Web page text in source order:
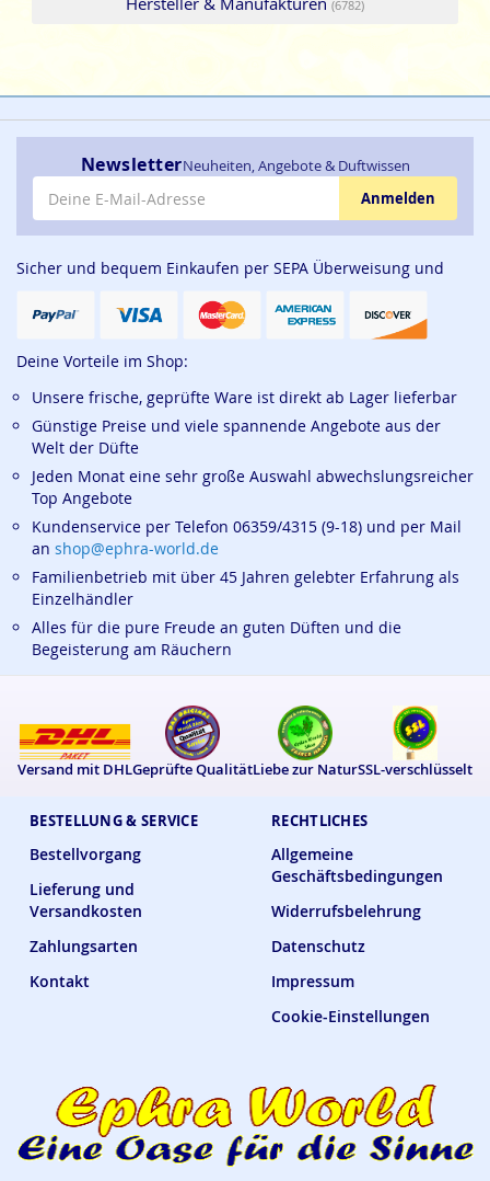
(6782)
BESTELLUNG & SERVICE
Bestellvorgang
Lieferung und
Versandkosten
Zahlungsarten
Kontakt
RECHTLICHES
Allgemeine
Geschäftsbedingungen
Widerrufsbelehrung
Datenschutz
Impressum
Cookie-Einstellungen
NewsletterNeuheiten, Angebote & Duftwissen
E-Mail-Adresse
Anmelden
Sicher und bequem Einkaufen per SEPA Überweisung und
Deine Vorteile im Shop:
Unsere frische, geprüfte Ware ist direkt ab Lager lieferbar
Günstige Preise und viele spannende Angebote aus der
Welt der Düfte
Jeden Monat eine sehr große Auswahl abwechslungsreicher
Top Angebote
Kundenservice per Telefon 06359/4315 (9-18) und per Mail
an shop@ephra-world.de
Familienbetrieb mit über 45 Jahren gelebter Erfahrung als
Einzelhändler
Alles für die pure Freude an guten Düften und die
Begeisterung am Räuchern
Versand mit DHLGeprüfte QualitätLiebe zur NaturSSL-verschlüsselt